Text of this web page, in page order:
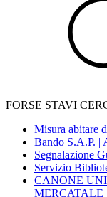
FORSE STAVI
Misura abitare
Bando S.A.P. |
Segnalazione
Servizio
CANONE
MERCATALE